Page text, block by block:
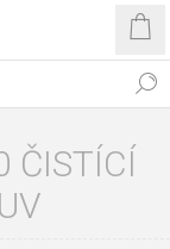
ČISTÍCÍ